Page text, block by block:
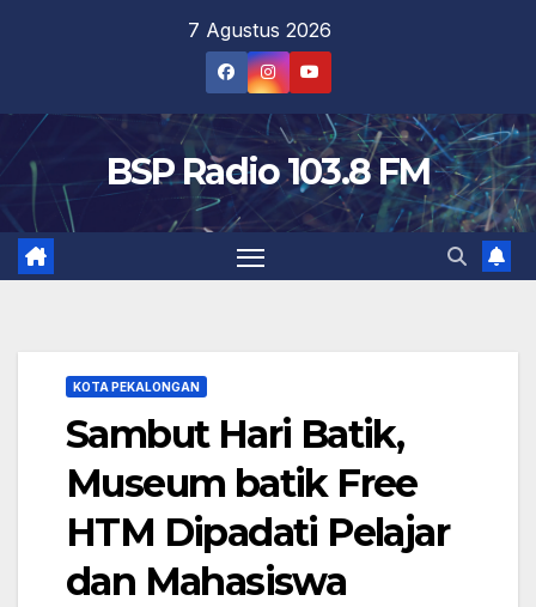
7 Agustus 2026
BSP Radio 103.8 FM
KOTA PEKALONGAN
Sambut Hari Batik,
Museum batik Free
HTM Dipadati Pelajar
dan Mahasiswa